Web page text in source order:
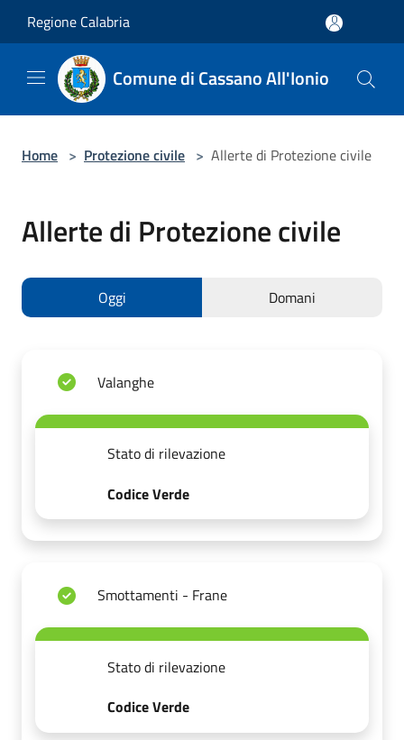
Regione Calabria
Comune di Cassano All'Ionio
Home > Protezione civile > Allerte di Protezione civile
Allerte di Protezione civile
Oggi Domani
Valanghe
Stato di rilevazione
Codice Verde
Smottamenti - Frane
Stato di rilevazione
Codice Verde